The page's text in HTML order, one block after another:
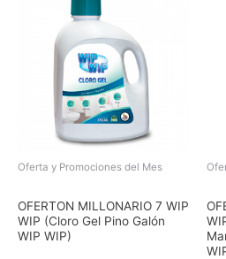
$7,82.
$6,65.
Oferta y Promociones del Mes
precio
original
era:
$10,71.
precio
actual
es:
$9,64.
OFERTON MILLONARIO 7 WIP
WIP (Cloro Gel Pino Galón
WIP WIP)
era:
es: